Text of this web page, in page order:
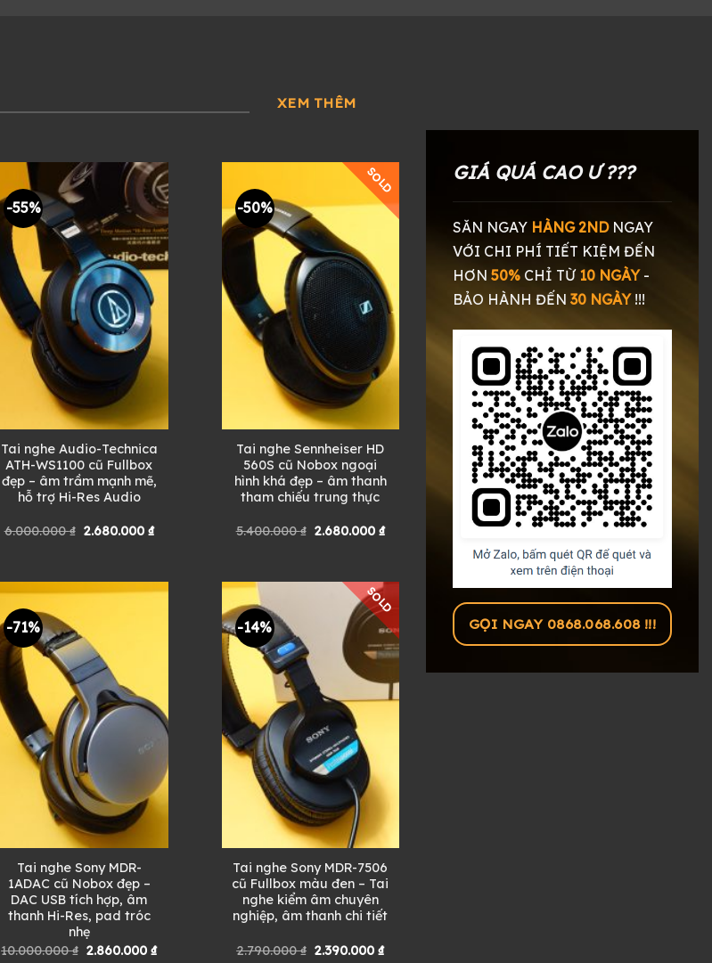
XEM THÊM
-55%
Tai nghe Audio-Technica
ATH-WS1100 cũ Fullbox
đẹp – âm trầm mạnh mẽ,
hỗ trợ Hi-Res Audio
6.000.000₫ Giá
2.680.000 ₫Giá
2.680.000 ₫.
-50%
SOLD
Tai nghe Sennheiser HD
560S cũ Nobox ngoại
hình khá đẹp – âm thanh
tham chiếu trung thực
5.400.000₫ Giá
2.680.000 ₫Giá
2.680.000 ₫.
-71%
Tai nghe Sony MDR-
1ADAC cũ Nobox đẹp –
DAC USB tích hợp, âm
thanh Hi-Res, pad tróc
nhẹ
10.000.000₫ Giá
2.860.000₫Giá
-14%
SOLD
Tai nghe Sony MDR-7506
cũ Fullbox màu đen – Tai
nghe kiểm âm chuyên
nghiệp, âm thanh chi tiết
2.790.000₫ Giá
2.390.000₫Giá
GIÁ QUÁ CAO Ư ???
SĂN NGAY HÀNG 2NDNGAY
VỚI CHI PHÍ TIẾT KIỆM ĐẾN
HƠN 50% CHỈ TỪ 10 NGÀY-
BẢO HÀNH ĐẾN 30 NGÀY!!!
GỌI NGAY 0868.068.608 !!!